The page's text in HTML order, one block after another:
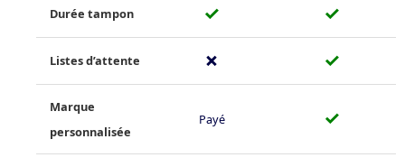
Durée tampon ✓ ✓
Listes d’attente ✗ ✓
Marque
personnalisée
Payé ✓